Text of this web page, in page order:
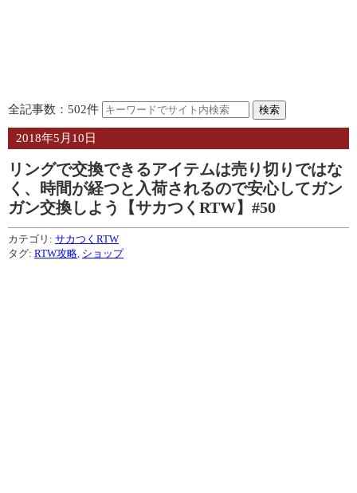
全記事数：502件
2018年5月10日
リングで交換できるアイテムは売り切りではな
く、時間が経つと入荷されるので安心してガン
ガン交換しよう【サカつくRTW】#50
カテゴリ: サカつくRTW
タグ: RTW攻略, ショップ